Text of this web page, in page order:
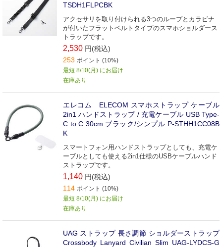
TSDH1FLPCBK
アクセサリを取り付けられる3つのループとカラビナ
が付いたフラットベルトタイプのスマホショルダース
トラップです。
2,530 円(税込)
253 ポイント (10%)
最短 8/10(月) にお届け
在庫あり
エレコム ELECOM スマホストラップ ケーブル
2in1 ハンドストラップ / 充電ケーブル USB Type-
C to C 30cm ブラック/シンプル P-STHH1CC08B
K
スマートフォン用ハンドストラップとしても、充電ケ
ーブルとしても使える2in1仕様のUSBケーブルハンド
ストラップです。
1,140 円(税込)
114 ポイント (10%)
最短 8/10(月) にお届け
在庫あり
UAG ストラップ 長さ調節 ショルダーストラップ
Crossbody Lanyard Civilian Slim UAG-LYDCS-G